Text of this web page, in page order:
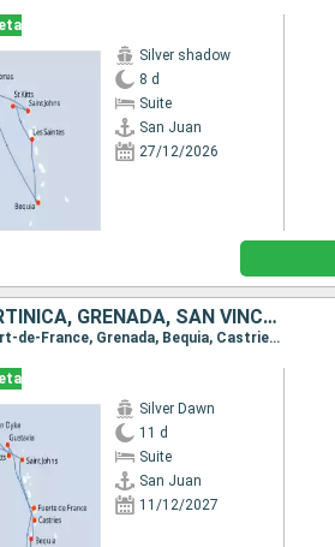
Silver shadow
8 d
Suite
San Juan
27/12/2026
PORTO RICO, JOST VAN DYKE, FRANCIA, MARTINICA, GRENADA, SAN VINCENT Y LAS GRANADINAS, SANTA LUCIA, ANTIGUA Y BARBUDA
Itinerario : San Juan, Jost Van Dyke, St Kitts, Gustavia, Fort-de-France, Grenada, Bequia, Castries, Saint Johns, San Juan, Jost Van Dyke, St Kitts, Gustavia, Fort-de-France, Grenada, Bequia, Castries, Saint Johns, San Juan
Silver Dawn
11 d
Suite
San Juan
11/12/2027